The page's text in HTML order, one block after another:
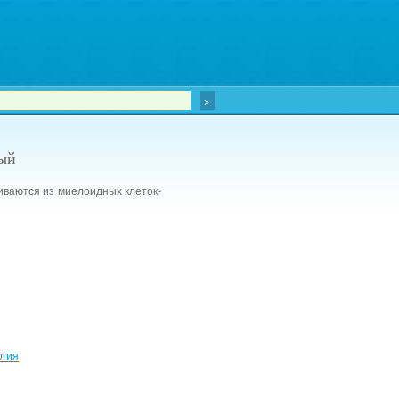
из миелоидных клеток-